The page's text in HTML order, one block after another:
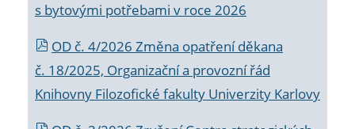
s bytovými potřebami v roce 2026
OD č. 4/2026 Změna opatření děkana
č. 18/2025, Organizační a provozní řád
Knihovny Filozofické fakulty Univerzity Karlovy